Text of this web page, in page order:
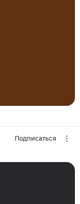
Подписаться